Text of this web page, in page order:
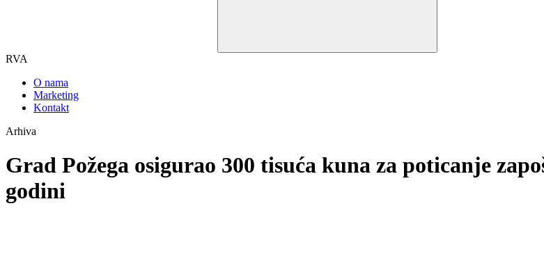
RVA
O nama
Marketing
Kontakt
Arhiva
Grad Požega osigurao 300 tisuća kuna za poticanje
godini